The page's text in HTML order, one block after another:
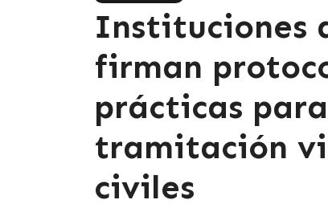
Instituciones
firman
prácticas
tramitación
civiles